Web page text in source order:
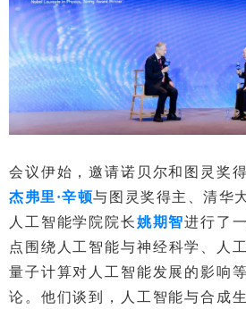
会议伊始，邀请诺贝尔和图灵奖
杰弗里·辛顿与图灵奖得主、清华
人工智能学院院长姚期智进行了
点围绕人工智能与神经科学、人
量子计算对人工智能发展的影响
论。他们谈到，人工智能与合成